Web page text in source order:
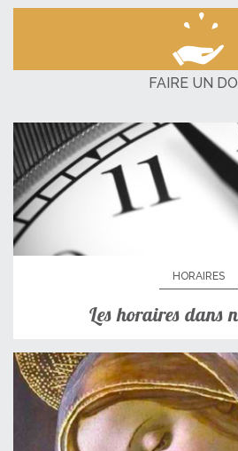
FAIRE UN
HORAIRES
Les horaires dans